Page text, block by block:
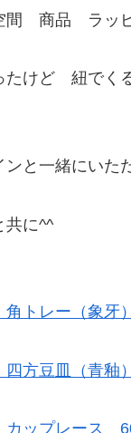
間 商品 ラッ
たけど 紐でく
と一緒にいた
共に^^
トレー（象牙
方豆皿（青釉
ップレース